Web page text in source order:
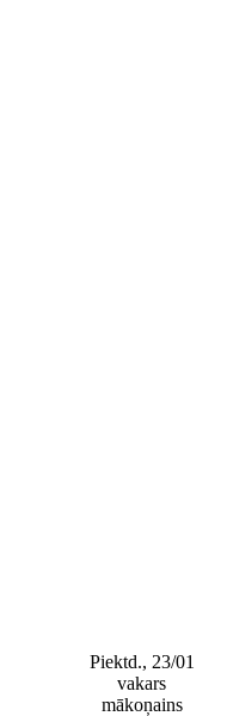
Piektd., 23/01
vakars
mākoņains